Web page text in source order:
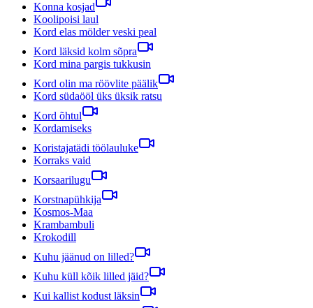
Konna kosjad
Koolipoisi laul
Kord elas mölder veski peal
Kord läksid kolm sõpra
Kord mina pargis tukkusin
Kord olin ma röövlite päälik
Kord südaööl üks üksik ratsu
Kord õhtul
Kordamiseks
Koristajatädi töölauluke
Korraks vaid
Korsaarilugu
Korstnapühkija
Kosmos-Maa
Krambambuli
Krokodill
Kuhu jäänud on lilled?
Kuhu küll kõik lilled jäid?
Kui kallist kodust läksin